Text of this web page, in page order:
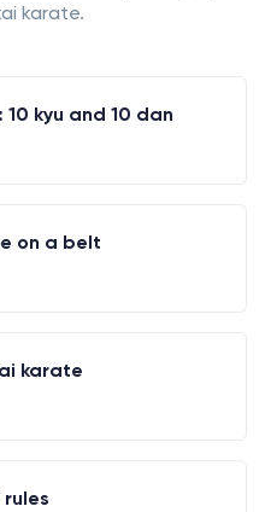
karate.
kyu and 10 dan
on a belt
karate